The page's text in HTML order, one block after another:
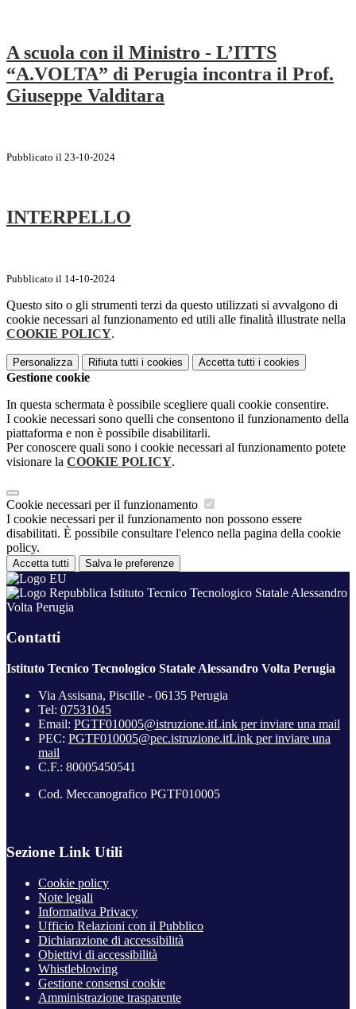
A scuola con il Ministro - L’ITTS
“A.VOLTA” di Perugia incontra il Prof.
Giuseppe Valditara
Pubblicato il 23-10-2024
INTERPELLO
Pubblicato il 14-10-2024
Questo sito o gli strumenti terzi da questo utilizzati si avvalgono di
cookie necessari al funzionamento ed utili alle finalità illustrate nella
COOKIE POLICY.
Personalizza Rifiuta tutti i cookies Accetta tutti i cookies
Gestione cookie
In questa schermata è possibile scegliere quali cookie consentire.
I cookie necessari sono quelli che consentono il funzionamento della
piattaforma e non è possibile disabilitarli.
Per conoscere quali sono i cookie necessari al funzionamento potete
visionare la COOKIE POLICY.
Cookie necessari per il funzionamento
I cookie necessari per il funzionamento non possono essere
disabilitati. È possibile consultare l'elenco nella pagina della cookie
policy.
Accetta tutti Salva le preferenze
Istituto Tecnico Tecnologico Statale Alessandro
Volta Perugia
Contatti
Istituto Tecnico Tecnologico Statale Alessandro Volta Perugia
Via Assisana, Piscille - 06135 Perugia
Tel: 07531045
Email: PGTF010005@istruzione.itLink per inviare una mail
PEC: PGTF010005@pec.istruzione.itLink per inviare una
mail
C.F.: 80005450541
Cod. Meccanografico PGTF010005
Sezione Link Utili
Cookie policy
Note legali
Informativa Privacy
Ufficio Relazioni con il Pubblico
Dichiarazione di accessibilità
Obiettivi di accessibilità
Whistleblowing
Gestione consensi cookie
Amministrazione trasparente